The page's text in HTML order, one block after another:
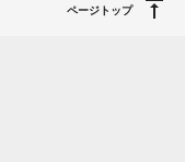
ページトップ